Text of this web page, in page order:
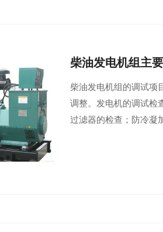
柴油发电机组主
柴油发电机组的调试项
调整。发电机的调试检
过滤器的检查；防冷凝